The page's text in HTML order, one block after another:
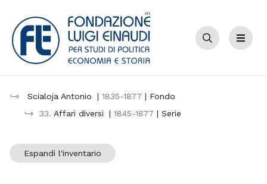
Cerca Menu
Scialoja Antonio | 1835-1877 | Fondo
33. Affari diversi | 1845-1877 | Serie
Espandi l'inventario